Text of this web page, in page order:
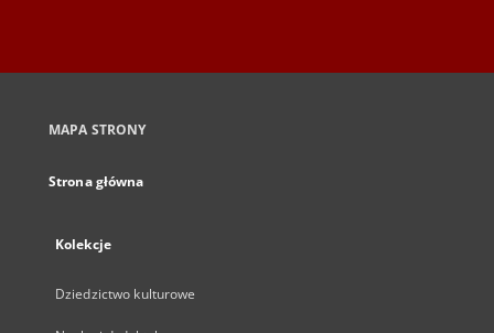
MAPA STRONY
Strona główna
Kolekcje
Dziedzictwo kulturowe